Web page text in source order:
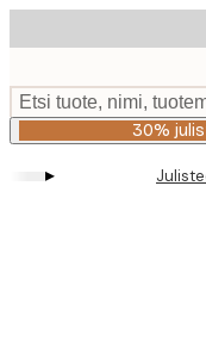
to
content.
Etsi tuote, nimi,
30%
▸